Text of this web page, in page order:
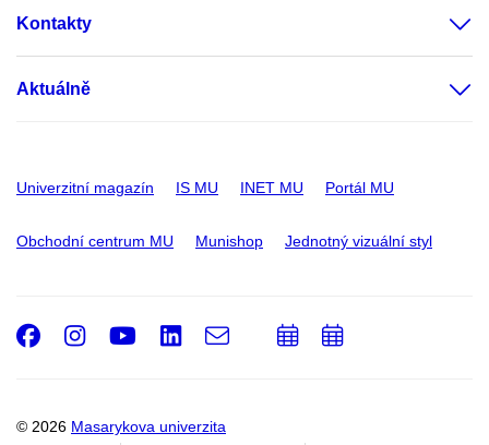
Kontakty
Aktuálně
Univerzitní magazín IS MU INET MU Portál MU
Obchodní centrum MU Munishop Jednotný vizuální styl
© 2026 Masarykova univerzita
Facebook
Instagram
Youtube
LinkedIn
e-
PřidatPřidat